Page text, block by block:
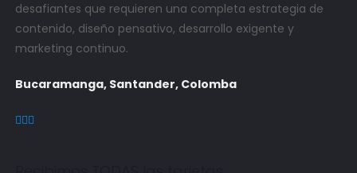
desafiantes que requieren una completa estrategia de
contenido, diseño pensativo, desarrollo exigente y
marketing continuo.
Bucaramanga, Santander, Colomba